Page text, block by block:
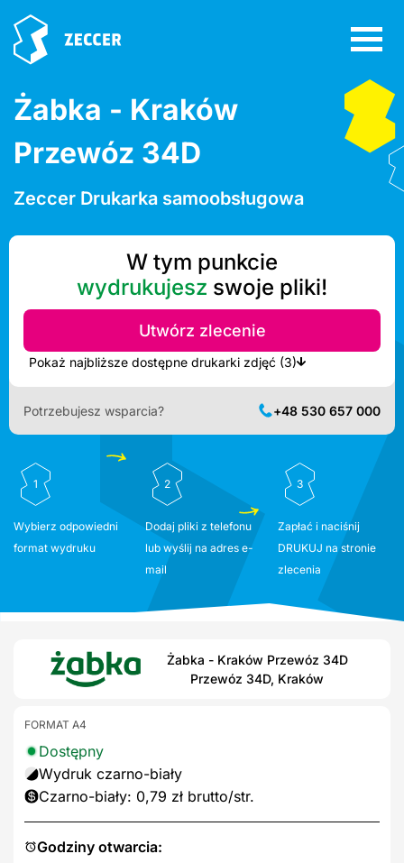
Żabka - Kraków
Przewóz 34D
Zeccer Drukarka samoobsługowa
W tym punkcie
wydrukujesz swoje pliki!
Utwórz zlecenie
Pokaż najbliższe dostępne drukarki zdjęć (3)
Potrzebujesz wsparcia? +48 530 657 000
1
Wybierz odpowiedni
format wydruku
2
Dodaj pliki z telefonu
lub wyślij na adres e-
mail
3
Zapłać i naciśnij
DRUKUJ na stronie
zlecenia
Żabka - Kraków Przewóz 34D
Przewóz 34D, Kraków
Godziny otwarcia:
FORMAT A4
Dostępny
Wydruk czarno-biały
Czarno-biały: 0,79 zł brutto/str.